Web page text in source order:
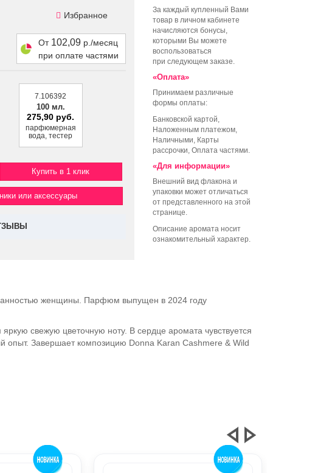
Избранное
От 102,09 р./месяц
при оплате частями
7.106392
100 мл.
275,90 руб.
парфюмерная
вода, тестер
Купить в 1 клик
или аксессуары
За каждый купленный Вами
товар в личном кабинете
начисляются бонусы,
которыми Вы можете
воспользоваться
при следующем заказе.
«Оплата»
Принимаем различные
формы оплаты:
Банковской картой,
Наложенным платежом,
Наличными, Карты
рассрочки, Оплата частями.
«Для информации»
Внешний вид флакона и
упаковки может отличаться
от представленного на этой
странице.
Описание аромата носит
ознакомительный характер.
женщины. Парфюм выпущен в 2024 году
свежую цветочную ноту. В сердце аромата чувствуется
опыт. Завершает композицию Donna Karan Cashmere & Wild